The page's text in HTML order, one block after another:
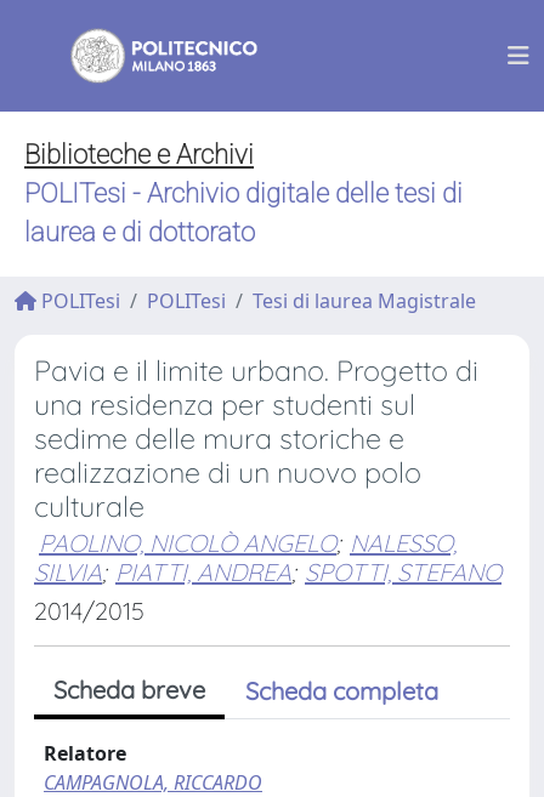
Biblioteche e Archivi
POLITesi - Archivio digitale delle tesi di
laurea e di dottorato
POLITesi POLITesi Tesi di laurea Magistrale
Pavia e il limite urbano. Progetto di
una residenza per studenti sul
sedime delle mura storiche e
realizzazione di un nuovo polo
culturale
PAOLINO, NICOLÒ ANGELO; NALESSO,
SILVIA; PIATTI, ANDREA; SPOTTI, STEFANO
2014/2015
Scheda breve Scheda completa
Relatore
CAMPAGNOLA, RICCARDO